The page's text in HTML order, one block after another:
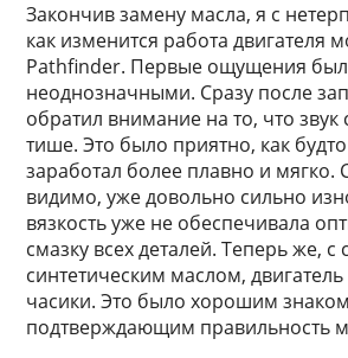
Закончив замену масла, я с
как изменится работа двигателя
Pathfinder. Первые ощущения
неоднозначными. Сразу после
обратил внимание на то, что звук
тише. Это было приятно, как
заработал более плавно и мягко.
видимо, уже довольно сильно
вязкость уже не обеспечивала
смазку всех деталей. Теперь же, с
синтетическим маслом,
часики. Это было хорошим
подтверждающим правильность